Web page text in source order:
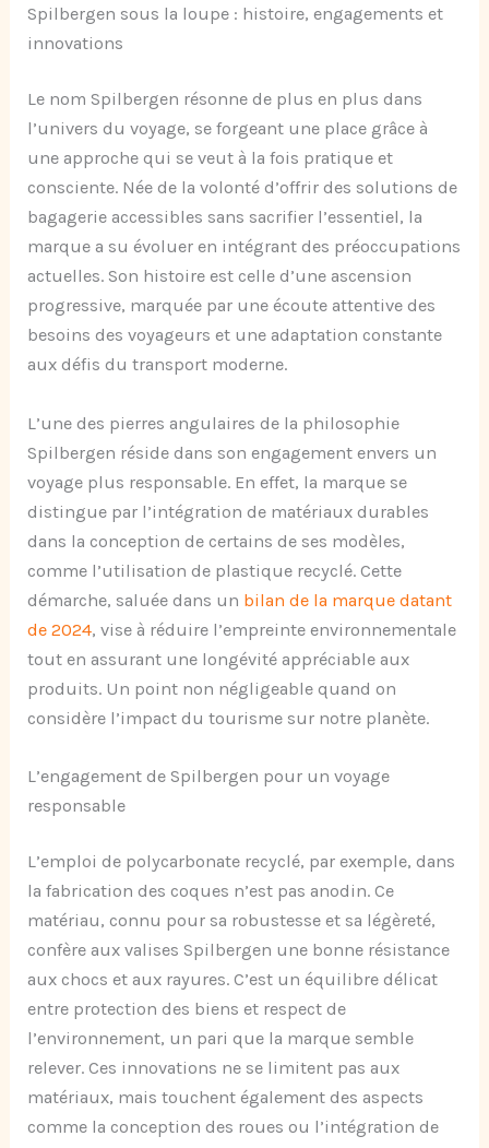
Spilbergen sous la loupe : histoire, engagements et
innovations
Le nom Spilbergen résonne de plus en plus dans
l’univers du voyage, se forgeant une place grâce à
une approche qui se veut à la fois pratique et
consciente. Née de la volonté d’offrir des solutions de
bagagerie accessibles sans sacrifier l’essentiel, la
marque a su évoluer en intégrant des préoccupations
actuelles. Son histoire est celle d’une ascension
progressive, marquée par une écoute attentive des
besoins des voyageurs et une adaptation constante
aux défis du transport moderne.
L’une des pierres angulaires de la philosophie
Spilbergen réside dans son engagement envers un
voyage plus responsable. En effet, la marque se
distingue par l’intégration de matériaux durables
dans la conception de certains de ses modèles,
comme l’utilisation de plastique recyclé. Cette
démarche, saluée dans un bilan de la marque datant
de 2024, vise à réduire l’empreinte environnementale
tout en assurant une longévité appréciable aux
produits. Un point non négligeable quand on
considère l’impact du tourisme sur notre planète.
L’engagement de Spilbergen pour un voyage
responsable
L’emploi de polycarbonate recyclé, par exemple, dans
la fabrication des coques n’est pas anodin. Ce
matériau, connu pour sa robustesse et sa légèreté,
confère aux valises Spilbergen une bonne résistance
aux chocs et aux rayures. C’est un équilibre délicat
entre protection des biens et respect de
l’environnement, un pari que la marque semble
relever. Ces innovations ne se limitent pas aux
matériaux, mais touchent également des aspects
comme la conception des roues ou l’intégration de